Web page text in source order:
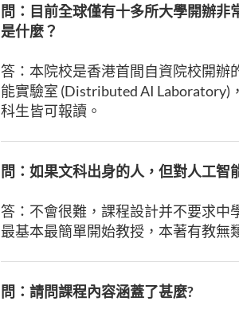
問：目前全球僅有十多所大學開辦
是什麼？
答：本院校是香港首間自資院校開辦
能實驗室 (Distributed AI
科生皆可報讀。
問：如果文科出身的人，但對人工智
答： 不會很難，課程設計并不要求中
最基本最簡單開始教授，本著有教無
問：請問課程內容涵蓋了甚麼?